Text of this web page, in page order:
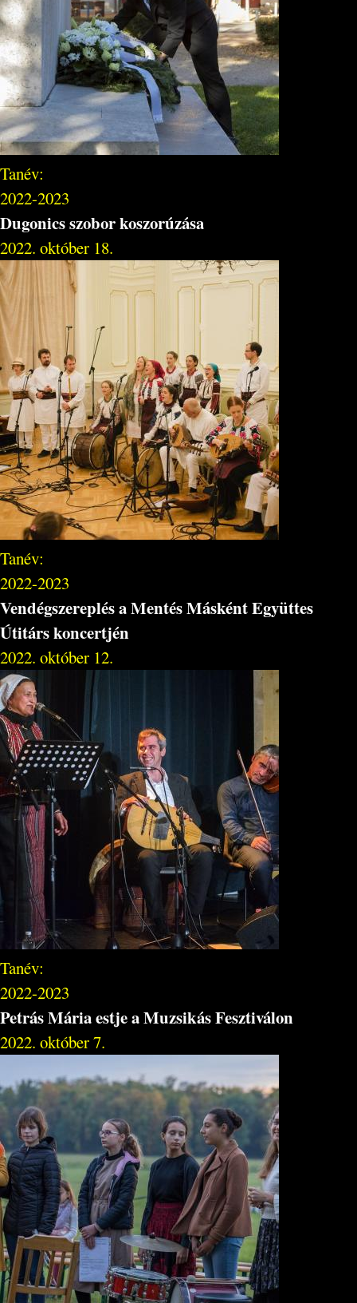
Tanév:
2022-2023
Dugonics szobor koszorúzása
2022. október 18.
Tanév:
2022-2023
Vendégszereplés a Mentés Másként Együttes
Útitárs koncertjén
2022. október 12.
Tanév:
2022-2023
Petrás Mária estje a Muzsikás Fesztiválon
2022. október 7.